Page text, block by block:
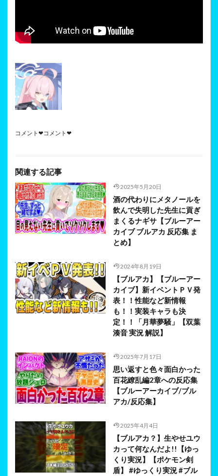
コメント❤コメント❤
関連する記事
2025年5月20日
酒の代わりにメタノールを
飲んで失明した先生に貢ぎ
まくるナギサ【ブルーアー
カイブ ブルアカ 反応集 ま
とめ】
2024年8月19日
【ブルアカ】【ブルーアー
カイブ】新イベントＰＶ発
表！！性能など新情報
も！！実装キャラも決
定！！「月華夢騒」【双葉
湊音 実況 解説】
2025年7月17日
思い返すと色々面白かった
百花繚乱編2章への反応集
【ブルーアーカイブ/ブル
アカ/反応集】
2025年4月4日
【ブルアカ？】生やせユウ
カって何なんだよ!!【ゆっ
くり実況】【ポケモン剣
盾】 #ゆっくり実況 #ブル